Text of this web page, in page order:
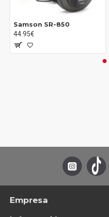
Samson SR-850
44.95€
Empresa